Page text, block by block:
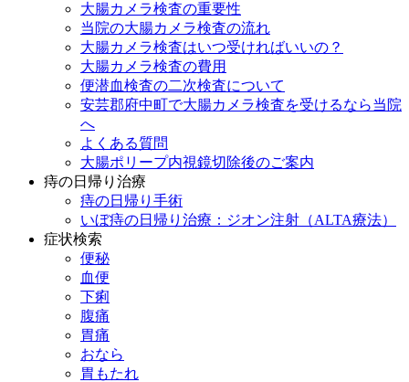
大腸カメラ検査の重要性
当院の大腸カメラ検査の流れ
大腸カメラ検査はいつ受ければいいの？
大腸カメラ検査の費用
便潜血検査の二次検査について
安芸郡府中町で大腸カメラ検査を受けるなら当院
へ
よくある質問
大腸ポリープ内視鏡切除後のご案内
痔の日帰り治療
痔の日帰り手術
いぼ痔の日帰り治療：ジオン注射（ALTA療法）
症状検索
便秘
血便
下痢
腹痛
胃痛
おなら
胃もたれ